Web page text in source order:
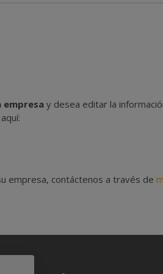
y desea editar la
empresa, contáctenos a través de